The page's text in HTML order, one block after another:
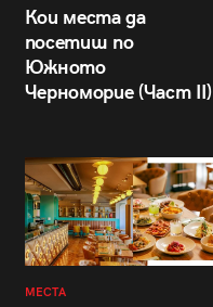
Кои места да
посетиш по
Южното
Черноморие (Част II)
МЕСТА